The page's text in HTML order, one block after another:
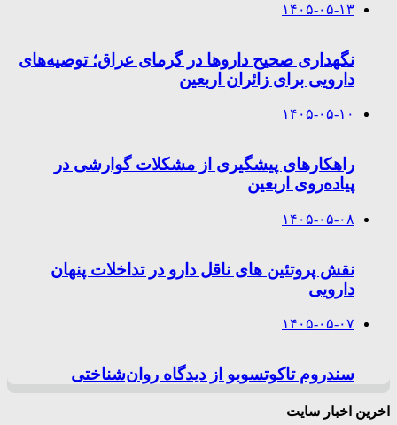
۱۴۰۵-۰۵-۱۳
نگهداری صحیح داروها در گرمای عراق؛ توصیه‌های
دارویی برای زائران اربعین
۱۴۰۵-۰۵-۱۰
راهکارهای پیشگیری از مشکلات گوارشی در
پیاده‌روی اربعین
۱۴۰۵-۰۵-۰۸
نقش پروتئین های ناقل دارو در تداخلات پنهان
دارویی
۱۴۰۵-۰۵-۰۷
سندروم تاکوتسوبو از دیدگاه روان‌شناختی
اخرین اخبار سایت